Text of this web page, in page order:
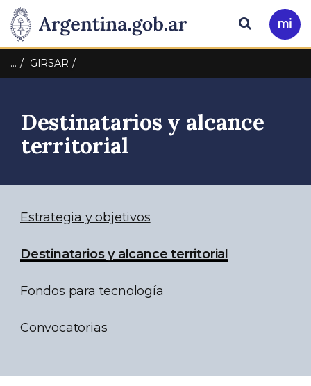
Presidencia
de
Nación
Pasar al contenido principal
Ir
a
Buscar
… GIRSAR
Destinatarios y alcance
territorial
Estrategia y objetivos
Destinatarios y alcance territorial
Fondos para tecnología
Convocatorias